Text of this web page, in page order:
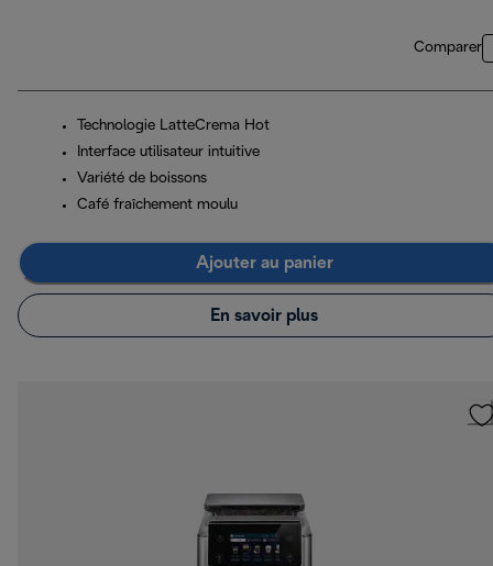
Comparer
Technologie LatteCrema Hot
Interface utilisateur intuitive
Variété de boissons
Café fraîchement moulu
Ajouter au panier
En savoir plus